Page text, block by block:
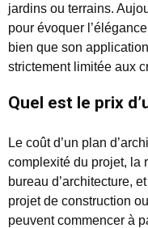
jardins ou terrains.
pour évoquer
bien que son
strictement limitée aux
Quel est le prix
Le coût d’un plan
complexité du projet, la
bureau d’architecture,
projet de construction
peuvent commencer à